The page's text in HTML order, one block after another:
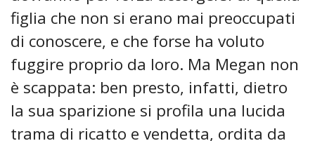
figlia che non si erano mai preoccupati
di conoscere, e che forse ha voluto
fuggire proprio da loro. Ma Megan non
è scappata: ben presto, infatti, dietro
la sua sparizione si profila una lucida
trama di ricatto e vendetta, ordita da